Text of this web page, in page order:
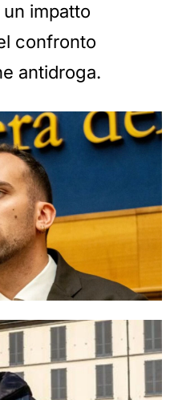
impatto
confronto
antidroga.